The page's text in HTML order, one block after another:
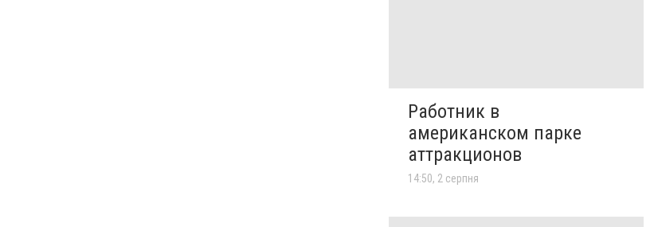
Работник в
американском парке
аттракционов
14:50, 2 серпня